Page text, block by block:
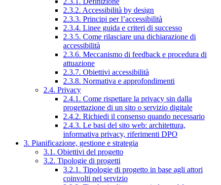
2.3.2. Accessibilità by design
2.3.3. Principi per l’accessibilità
2.3.4. Linee guida e criteri di successo
2.3.5. Come rilasciare una dichiarazione di
accessibilità
2.3.6. Meccanismo di feedback e procedura di
attuazione
2.3.7. Obiettivi accessibilità
2.3.8. Normativa e approfondimenti
2.4. Privacy
2.4.1. Come rispettare la privacy sin dalla
progettazione di un sito o servizio digitale
2.4.2. Richiedi il consenso quando necessario
2.4.3. Le basi del sito web: architettura,
informativa privacy, riferimenti DPO
3. Pianificazione, gestione e strategia
3.1. Obiettivi del progetto
3.2. Tipologie di progetti
3.2.1. Tipologie di progetto in base agli attori
coinvolti nel servizio